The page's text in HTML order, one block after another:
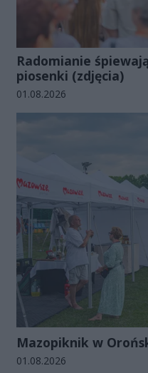
Radomianie
piosenki (zdjęcia)
Data dodania galerii:
01.08.2026
Mazopiknik w
Data dodania galerii:
01.08.2026